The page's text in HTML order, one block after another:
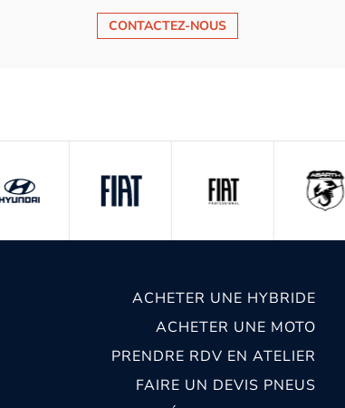
CONTACTEZ-NOUS
ACHETER UNE HYBRIDE
ACHETER UNE MOTO
PRENDRE RDV EN ATELIER
FAIRE UN DEVIS PNEUS